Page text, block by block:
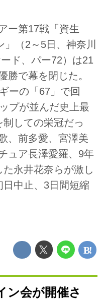
ー第17戦「資生
（2～5日、神奈川
ド、パー72）は21
勝で幕を閉じた。
ーの「67」で回
プが並んだ史上最
しての栄冠だっ
、前多愛、宮澤美
ュア長澤愛羅、9年
永井花奈らが激し
日中止、3日間短縮
ン会が開催さ